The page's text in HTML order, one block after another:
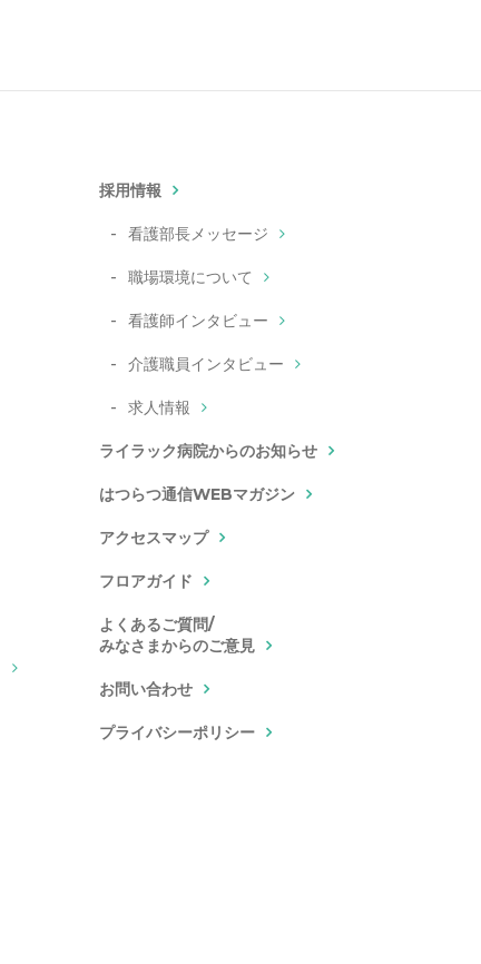
採用情報
看護部長メッセージ
職場環境について
看護師インタビュー
介護職員インタビュー
求人情報
ライラック病院からのお知らせ
はつらつ通信WEBマガジン
アクセスマップ
フロアガイド
よくあるご質問/
みなさまからのご意見
お問い合わせ
プライバシーポリシー